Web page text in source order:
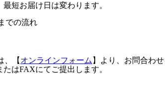
短お届け日は変わります。
、【 オンラインフォーム 】より、お問合わせ
はFAXにてご提出します。